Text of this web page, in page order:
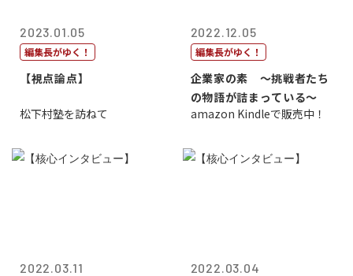
2023.01.05
編集長がゆく！
【視点論点】
松下村塾を訪ねて
2022.12.05
編集長がゆく！
企業家の素 〜挑戦者たち
の物語が詰まっている〜
amazon Kindleで販売中！
2022.03.11 2022.03.04